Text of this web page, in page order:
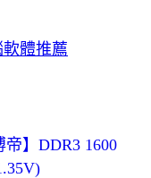
軟體推薦
】DDR3 1600